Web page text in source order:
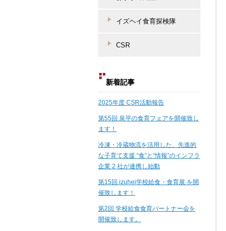
イズヘイ食育探検隊
CSR
新着記事
2025年度 CSR活動報告
第55回 泉平の食育フェアを開催致し
ます！
冷凍・冷蔵物流を活用した、先進的
な子育て支援 “食”と“情報”のインフラ
企業 2 社が連携し始動
第15回 izuhei学校給食・食育展 を開
催致します！
第2回 学校給食食育パートナー会を
開催致します。